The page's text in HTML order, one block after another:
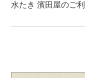
水たき 濱田屋のご